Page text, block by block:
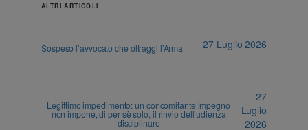
ALTRI ARTICOLI
Sospeso l’avvocato che oltraggi l’Arma 27 Luglio 2026
Legittimo impedimento: un concomitante impegno
non impone, di per sè solo, il rinvio dell’udienza
disciplinare
27
Luglio
2026